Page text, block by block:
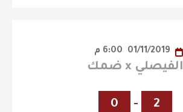
الفيصلي x ضمك
2
-
0